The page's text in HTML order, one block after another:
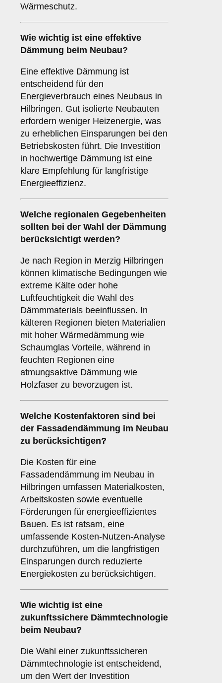
Wärmeschutz.
Wie wichtig ist eine effektive
Dämmung beim Neubau?
Eine effektive Dämmung ist
entscheidend für den
Energieverbrauch eines Neubaus in
Hilbringen. Gut isolierte Neubauten
erfordern weniger Heizenergie, was
zu erheblichen Einsparungen bei den
Betriebskosten führt. Die Investition
in hochwertige Dämmung ist eine
klare Empfehlung für langfristige
Energieeffizienz.
Welche regionalen Gegebenheiten
sollten bei der Wahl der Dämmung
berücksichtigt werden?
Je nach Region in Merzig Hilbringen
können klimatische Bedingungen wie
extreme Kälte oder hohe
Luftfeuchtigkeit die Wahl des
Dämmmaterials beeinflussen. In
kälteren Regionen bieten Materialien
mit hoher Wärmedämmung wie
Schaumglas Vorteile, während in
feuchten Regionen eine
atmungsaktive Dämmung wie
Holzfaser zu bevorzugen ist.
Welche Kostenfaktoren sind bei
der Fassadendämmung im Neubau
zu berücksichtigen?
Die Kosten für eine
Fassadendämmung im Neubau in
Hilbringen umfassen Materialkosten,
Arbeitskosten sowie eventuelle
Förderungen für energieeffizientes
Bauen. Es ist ratsam, eine
umfassende Kosten-Nutzen-Analyse
durchzuführen, um die langfristigen
Einsparungen durch reduzierte
Energiekosten zu berücksichtigen.
Wie wichtig ist eine
zukunftssichere Dämmtechnologie
beim Neubau?
Die Wahl einer zukunftssicheren
Dämmtechnologie ist entscheidend,
um den Wert der Investition